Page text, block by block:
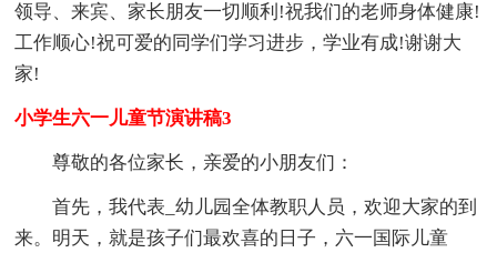
领导、来宾、家长朋友一切顺利!祝我们的老师身体健康!
工作顺心!祝可爱的同学们学习进步，学业有成!谢谢大
家!
小学生六一儿童节演讲稿3
尊敬的各位家长，亲爱的小朋友们：
首先，我代表_幼儿园全体教职人员，欢迎大家的到
来。明天，就是孩子们最欢喜的日子，六一国际儿童